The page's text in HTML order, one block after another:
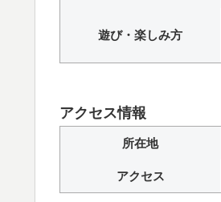
遊び・楽しみ方
アクセス情報
所在地
アクセス